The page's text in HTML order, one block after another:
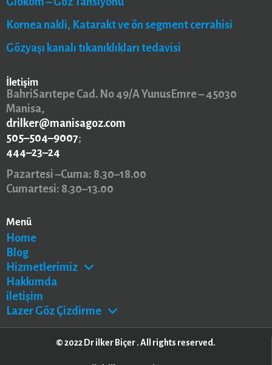
Kornea nakli, Katarakt ve ön segment cerrahisi
Gözyaşı kanalı tıkanıklıkları tedavisi
İletişim
BahriSarıtepe Cad. No 49/A YunusEmre – 45030
Manisa,
drilker@manisagoz.com
505–504–9007;
444–23–24
Pazartesi –Cuma: 8.30–18.00
Cumartesi: 8.30–13.00
Menü
Home
Blog
Hizmetlerimiz
Hakkımda
iletişim
Lazer Göz Çizdirme
© 2022 Dr ilker Biçer . All rights reserved.